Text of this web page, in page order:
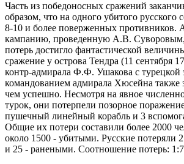
Часть из победоносных сражений
образом, что на одного убитого русского
8-10 и более поверженных противников.
кампанию, проведенную А.В.
потерь достигло фантастической
сражение у острова Тендра (11 сентября
контр-адмирала Ф.Ф. Ушакова с турецкой
командованием адмирала Хюсейна также
чем успешно. Несмотря на явное
турок, они потерпели позорное
пушечный линейный корабль и 3
Общие их потери составили более 2000
около 1500 - убитыми. Русские потеряли
и 25 - ранеными. Соотношение потерь: